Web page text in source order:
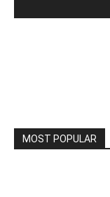
MOST POPULAR